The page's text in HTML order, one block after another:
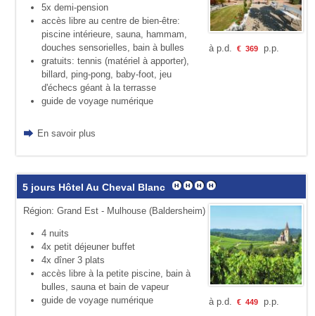
5x demi-pension
accès libre au centre de bien-être:
piscine intérieure, sauna, hammam,
douches sensorielles, bain à bulles
gratuits: tennis (maté­riel à apporter),
billard, ping-pong, baby-foot, jeu
d'échecs géant à la terras­se
guide de voyage numérique
En savoir plus
à p.d. € 369p.p.
5 jours Hôtel Au Cheval Blanc
Région: Grand Est - Mulhouse (Baldersheim)
4 nuits
4x petit déjeuner buffet
4x dîner 3 plats
accès libre à la petite piscine, bain à
bulles, sauna et bain de vapeur
guide de voyage numérique
à p.d. € 449p.p.